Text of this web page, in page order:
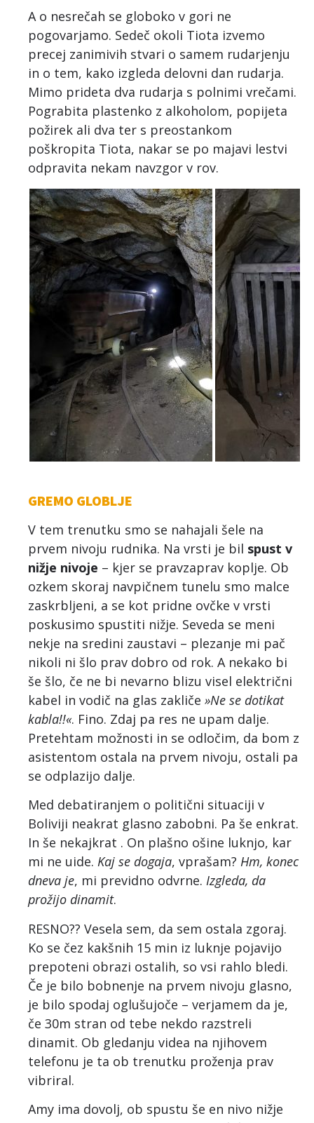
A o nesrečah se globoko v gori ne
pogovarjamo. Sedeč okoli Tiota izvemo
precej zanimivih stvari o samem rudarjenju
in o tem, kako izgleda delovni dan rudarja.
Mimo prideta dva rudarja s polnimi vrečami.
Pograbita plastenko z alkoholom, popijeta
požirek ali dva ter s preostankom
poškropita Tiota, nakar se po majavi lestvi
odpravita nekam navzgor v rov.
GREMO GLOBLJE
V tem trenutku smo se nahajali šele na
prvem nivoju rudnika. Na vrsti je bil spust v
nižje nivoje – kjer se pravzaprav koplje. Ob
ozkem skoraj navpičnem tunelu smo malce
zaskrbljeni, a se kot pridne ovčke v vrsti
poskusimo spustiti nižje. Seveda se meni
nekje na sredini zaustavi – plezanje mi pač
nikoli ni šlo prav dobro od rok. A nekako bi
še šlo, če ne bi nevarno blizu visel električni
kabel in vodič na glas zakliče »Ne se dotikat
kabla!!«. Fino. Zdaj pa res ne upam dalje.
Pretehtam možnosti in se odločim, da bom z
asistentom ostala na prvem nivoju, ostali pa
se odplazijo dalje.
Med debatiranjem o politični situaciji v
Boliviji neakrat glasno zabobni. Pa še enkrat.
In še nekajkrat . On plašno ošine luknjo, kar
mi ne uide. Kaj se dogaja, vprašam? Hm, konec
dneva je, mi previdno odvrne. Izgleda, da
prožijo dinamit.
RESNO?? Vesela sem, da sem ostala zgoraj.
Ko se čez kakšnih 15 min iz luknje pojavijo
prepoteni obrazi ostalih, so vsi rahlo bledi.
Če je bilo bobnenje na prvem nivoju glasno,
je bilo spodaj oglušujoče – verjamem da je,
če 30m stran od tebe nekdo razstreli
dinamit. Ob gledanju videa na njihovem
telefonu je ta ob trenutku proženja prav
vibriral.
Amy ima dovolj, ob spustu še en nivo nižje